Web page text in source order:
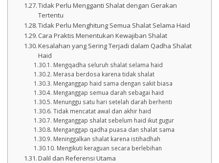
Tidak Perlu Mengganti Shalat dengan Gerakan
Tertentu
Tidak Perlu Menghitung Semua Shalat Selama Haid
Cara Praktis Menentukan Kewajiban Shalat
Kesalahan yang Sering Terjadi dalam Qadha Shalat
Haid
Mengqadha seluruh shalat selama haid
Merasa berdosa karena tidak shalat
Menganggap haid sama dengan sakit biasa
Menganggap semua darah sebagai haid
Menunggu satu hari setelah darah berhenti
Tidak mencatat awal dan akhir haid
Menganggap shalat sebelum haid ikut gugur
Menganggap qadha puasa dan shalat sama
Meninggalkan shalat karena istihadhah
Mengikuti keraguan secara berlebihan
Dalil dan Referensi Utama